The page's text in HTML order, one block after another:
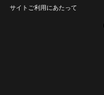
サイトご利用にあたって